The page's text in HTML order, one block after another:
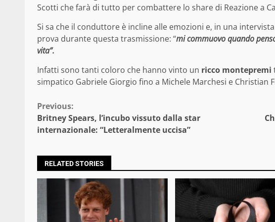
Scotti che farà di tutto per combattere lo share di Reazione a
Si sa che il conduttore è incline alle emozioni e, in una
prova durante questa trasmissione: “mi commuovo quando
vita”.
Infatti sono tanti coloro che hanno vinto un ricco montepremi
simpatico Gabriele Giorgio fino a Michele Marchesi e Christian
Continue
Reading
Previous:
Britney Spears, l’incubo vissuto dalla star
internazionale: “Letteralmente uccisa”
RELATED STORIES